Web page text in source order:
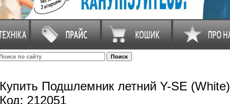
Купить Подшлемник летний Y-SE (White)
Код: 212051